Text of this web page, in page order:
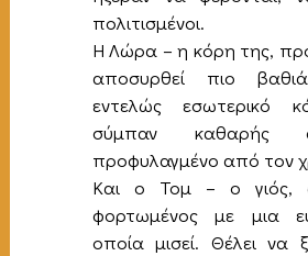
πολιτισμένοι.
Η Λώρα – η κόρη της,
αποσυρθεί πιο
εντελώς εσωτερικό
σύμπαν καθαρής
προφυλαγμένο από τον
Και ο Τομ – ο γιός,
φορτωμένος με μια
οποία μισεί. Θέλει να